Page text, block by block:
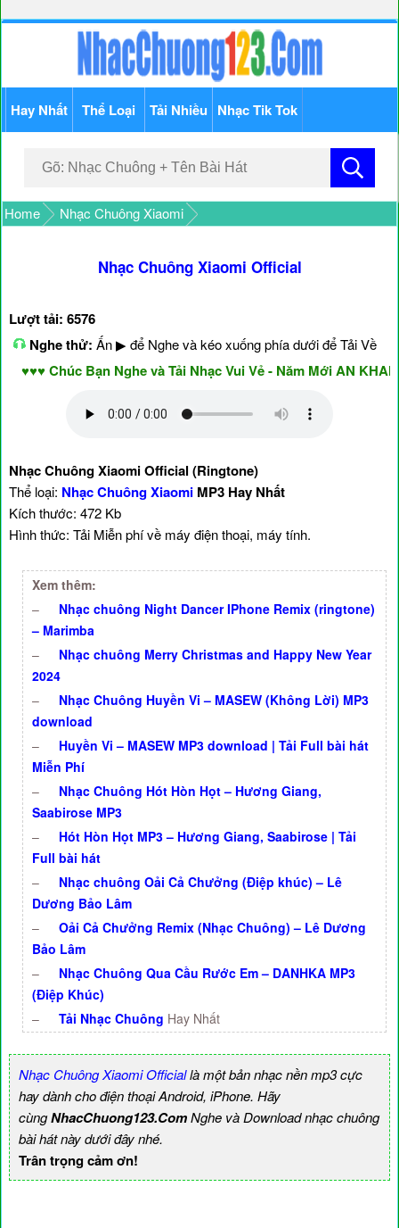
Hay Nhất Thể Loại Tải Nhiều Nhạc Tik Tok
Home Nhạc Chuông Xiaomi
Nhạc Chuông Xiaomi Official
Lượt tải: 6576
Nghe thử: Ấn ▶ để Nghe và kéo xuống phía dưới để Tải Về
Chúc Bạn Nghe và Tải Nhạc Vui Vẻ - Năm Mới AN KHANG
Nhạc Chuông Xiaomi Official (Ringtone)
Thể loại: Nhạc Chuông Xiaomi MP3 Hay Nhất
Kích thước: 472 Kb
Hình thức: Tải Miễn phí về máy điện thoại, máy tính.
Xem thêm:
–
Nhạc chuông Night Dancer IPhone Remix (ringtone)
– Marimba
–
Nhạc chuông Merry Christmas and Happy New Year
2024
–
Nhạc Chuông Huyền Vi – MASEW (Không Lời) MP3
download
–
Huyền Vi – MASEW MP3 download | Tải Full bài hát
Miễn Phí
–
Nhạc Chuông Hót Hòn Họt – Hương Giang,
Saabirose MP3
–
Hót Hòn Họt MP3 – Hương Giang, Saabirose | Tải
Full bài hát
–
Nhạc chuông Oải Cả Chưởng (Điệp khúc) – Lê
Dương Bảo Lâm
–
Oải Cả Chưởng Remix (Nhạc Chuông) – Lê Dương
Bảo Lâm
–
Nhạc Chuông Qua Cầu Rước Em – DANHKA MP3
(Điệp Khúc)
–
Tải Nhạc Chuông Hay Nhất
Nhạc Chuông Xiaomi Officiallà một bản nhạc nền mp3 cực
hay dành cho điện thoại Android, iPhone. Hãy
cùngNhacChuong123.ComNghe và Download nhạc chuông
bài hát này dưới đây nhé.
Trân trọng cảm ơn!